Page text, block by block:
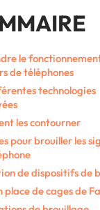
le
de téléphones
technologies
les contourner
pour brouiller les
de dispositifs de
place de cages de